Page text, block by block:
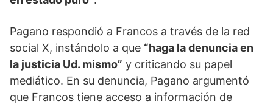
Pagano respondió a Francos a través de la red
social X, instándolo a que “haga la denuncia en
la justicia Ud. mismo” y criticando su papel
mediático. En su denuncia, Pagano argumentó
que Francos tiene acceso a información de